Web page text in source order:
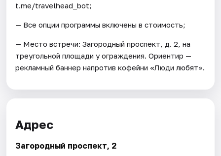
t.me/travelhead_bot;
— Все опции программы включены в стоимость;
— Место встречи: Загородный проспект, д. 2, на
треугольной площади у ограждения. Ориентир —
рекламный баннер напротив кофейни «Люди любят».
Адрес
Загородный проспект, 2